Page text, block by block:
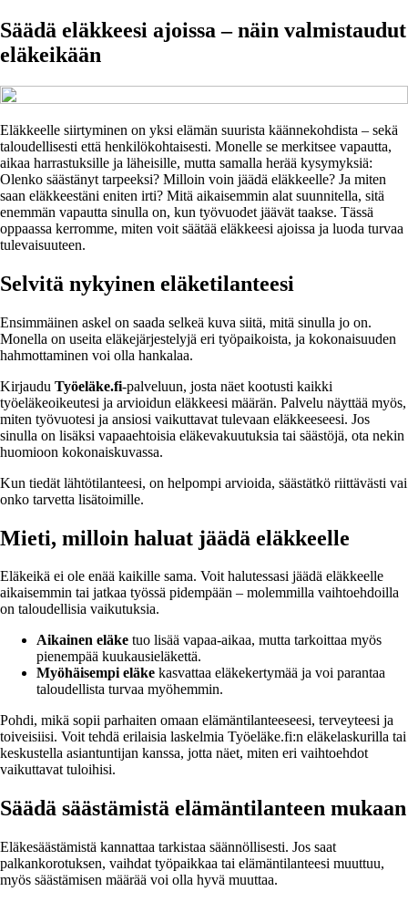
Säädä eläkkeesi ajoissa – näin valmistaudut
eläkeikään
Eläkkeelle siirtyminen on yksi elämän suurista käännekohdista – sekä
taloudellisesti että henkilökohtaisesti. Monelle se merkitsee vapautta,
aikaa harrastuksille ja läheisille, mutta samalla herää kysymyksiä:
Olenko säästänyt tarpeeksi? Milloin voin jäädä eläkkeelle? Ja miten
saan eläkkeestäni eniten irti? Mitä aikaisemmin alat suunnitella, sitä
enemmän vapautta sinulla on, kun työvuodet jäävät taakse. Tässä
oppaassa kerromme, miten voit säätää eläkkeesi ajoissa ja luoda turvaa
tulevaisuuteen.
Selvitä nykyinen eläketilanteesi
Ensimmäinen askel on saada selkeä kuva siitä, mitä sinulla jo on.
Monella on useita eläkejärjestelyjä eri työpaikoista, ja kokonaisuuden
hahmottaminen voi olla hankalaa.
Kirjaudu Työeläke.fi-palveluun, josta näet kootusti kaikki
työeläkeoikeutesi ja arvioidun eläkkeesi määrän. Palvelu näyttää myös,
miten työvuotesi ja ansiosi vaikuttavat tulevaan eläkkeeseesi. Jos
sinulla on lisäksi vapaaehtoisia eläkevakuutuksia tai säästöjä, ota nekin
huomioon kokonaiskuvassa.
Kun tiedät lähtötilanteesi, on helpompi arvioida, säästätkö riittävästi vai
onko tarvetta lisätoimille.
Mieti, milloin haluat jäädä eläkkeelle
Eläkeikä ei ole enää kaikille sama. Voit halutessasi jäädä eläkkeelle
aikaisemmin tai jatkaa työssä pidempään – molemmilla vaihtoehdoilla
on taloudellisia vaikutuksia.
Aikainen eläke tuo lisää vapaa-aikaa, mutta tarkoittaa myös
pienempää kuukausieläkettä.
Myöhäisempi eläke kasvattaa eläkekertymää ja voi parantaa
taloudellista turvaa myöhemmin.
Pohdi, mikä sopii parhaiten omaan elämäntilanteeseesi, terveyteesi ja
toiveisiisi. Voit tehdä erilaisia laskelmia Työeläke.fi:n eläkelaskurilla tai
keskustella asiantuntijan kanssa, jotta näet, miten eri vaihtoehdot
vaikuttavat tuloihisi.
Säädä säästämistä elämäntilanteen mukaan
Eläkesäästämistä kannattaa tarkistaa säännöllisesti. Jos saat
palkankorotuksen, vaihdat työpaikkaa tai elämäntilanteesi muuttuu,
myös säästämisen määrää voi olla hyvä muuttaa.